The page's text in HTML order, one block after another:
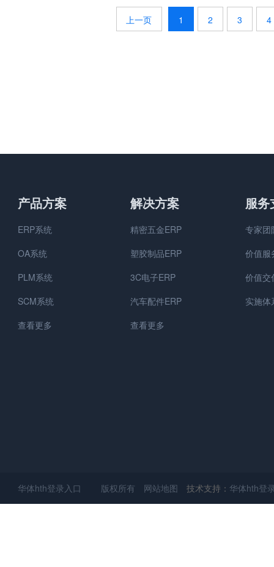
1 2 3 4
产品方案
ERP系统
OA系统
PLM系统
SCM系统
查看更多
解决方案
精密五金ERP
塑胶制品ERP
3C电子ERP
汽车配件ERP
查看更多
服务
专家团
价值服
价值交
实施体
华体hth登录入口 版权所有 网站地图 技术支持：华体hth登